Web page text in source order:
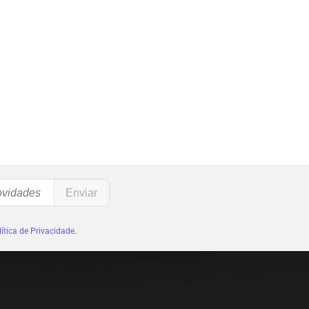
de Privacidade.